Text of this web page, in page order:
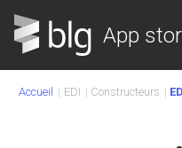
App
Accueil EDI Constructeurs